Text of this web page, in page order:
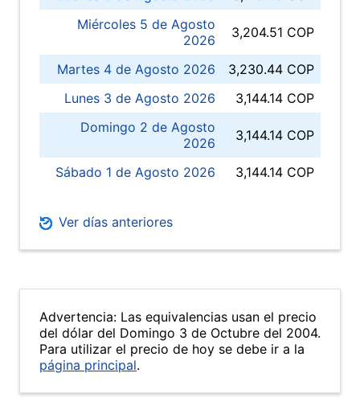
Miércoles 5 de Agosto
2026
3,204.51 COP
Martes 4 de Agosto 2026
3,230.44 COP
Lunes 3 de Agosto 2026
3,144.14 COP
Domingo 2 de Agosto
2026
3,144.14 COP
Sábado 1 de Agosto 2026 3,144.14 COP
Ver días anteriores
Advertencia: Las equivalencias usan el precio
del dólar del Domingo 3 de Octubre del 2004.
Para utilizar el precio de hoy se debe ir a la
página principal.